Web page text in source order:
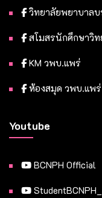
วิทยาลัยพยาบาล
สโมสรนักศึกษาวิ
KM วพบ.แพร่
ห้องสมุด วพบ.แพร่
Youtube
BCNPH Official